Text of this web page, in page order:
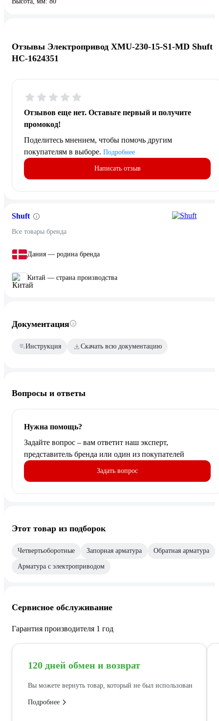
Отзывы Электропривод XMU-230-15-S1-MD Shuft
НС-1624351
Отзывов еще нет. Оставьте первый и получите
промокод!
Поделитесь мнением, чтобы помочь другим
покупателям в выборе. Подробнее
Написать отзыв
Shuft
Все товары бренда
Дания — родина бренда
Китай — страна производства
Документация
Инструкция Скачать всю документацию
Вопросы и ответы
Нужна помощь?
Задайте вопрос – вам ответит наш эксперт,
представитель бренда или один из покупателей
Задать вопрос
Этот товар из подборок
Четвертьоборотные Запорная арматура Обратная арматура
Арматура с электроприводом
Сервисное обслуживание
Гарантия производителя 1 год
120 дней обмен и возврат
Вы можете вернуть товар, который не был использован
Подробнее